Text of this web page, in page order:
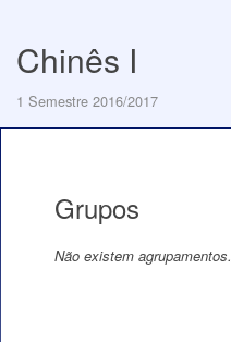
Chinês I
1 Semestre 2016/2017
Grupos
Não existem agrupamentos.